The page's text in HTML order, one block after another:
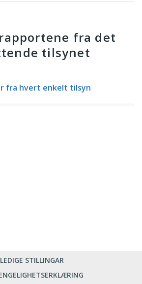
fra det
tilsynet
fra hvert enkelt tilsyn
LEDIGE STILLINGAR